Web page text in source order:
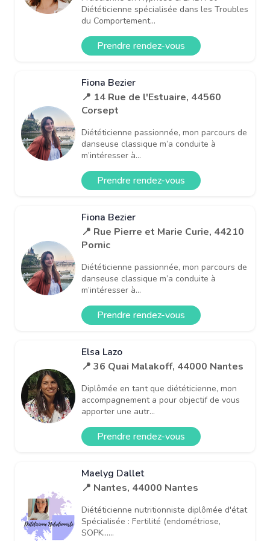
Diététicienne spécialisée dans les Troubles
du Comportement...
Prendre rendez-vous
Fiona Bezier
📍 14 Rue de l'Estuaire, 44560
Corsept
Diététicienne passionnée, mon parcours de
danseuse classique m’a conduite à
m’intéresser à...
Prendre rendez-vous
Fiona Bezier
📍 Rue Pierre et Marie Curie, 44210
Pornic
Diététicienne passionnée, mon parcours de
danseuse classique m’a conduite à
m’intéresser à...
Prendre rendez-vous
Elsa Lazo
📍 36 Quai Malakoff, 44000 Nantes
Diplômée en tant que diététicienne, mon
accompagnement a pour objectif de vous
apporter une autr...
Prendre rendez-vous
Maelyg Dallet
📍 Nantes, 44000 Nantes
Diététicienne nutritionniste diplômée d'état
Spécialisée : Fertilité (endométriose,
SOPK…...